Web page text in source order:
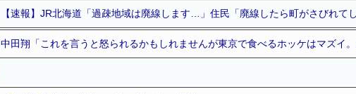
【速報】JR北海道「過疎地域は廃線します…」住民「廃線したら町がさびれて
中田翔「これを言うと怒られるかもしれませんが東京で食べるホッケはマズイ。